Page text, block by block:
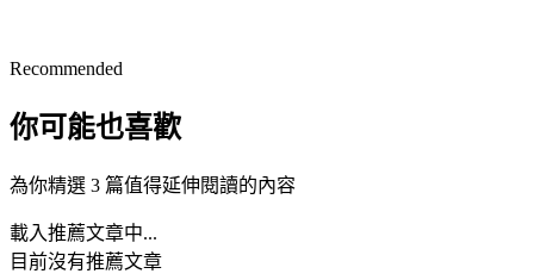
Recommended
你可能也喜歡
為你精選 3 篇值得延伸閱讀的內容
載入推薦文章中...
目前沒有推薦文章